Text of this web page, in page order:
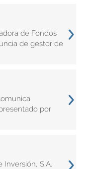
de Fondos
de gestor de
por
Inversión, S.A.